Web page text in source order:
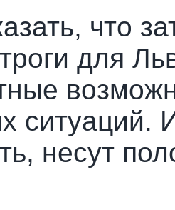
что
для
ситуаций.
несут